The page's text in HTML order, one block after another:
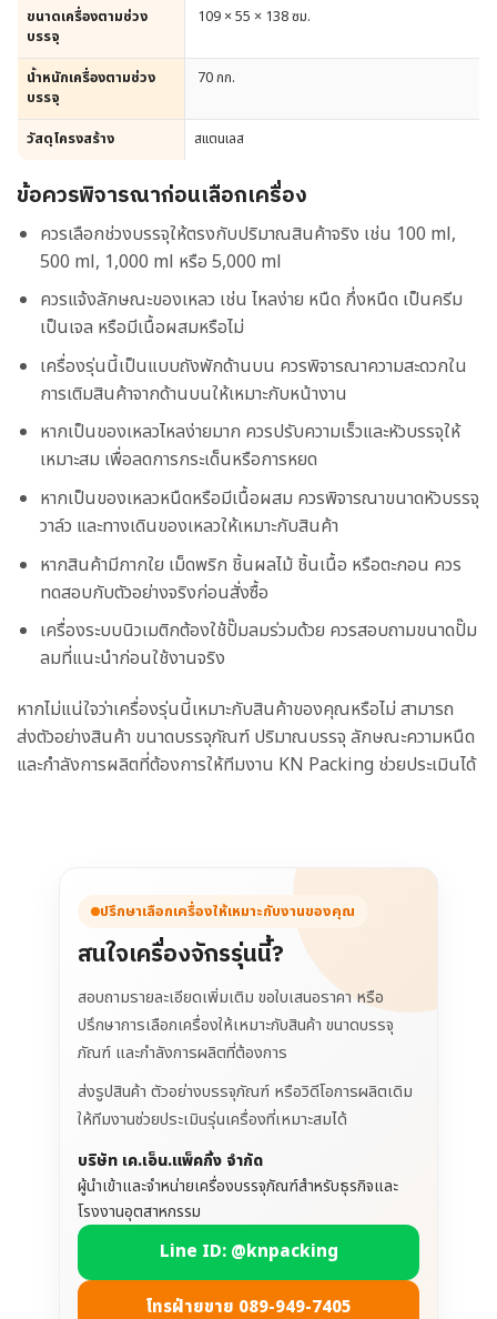
ขนาดเครื่องตามช่วง
บรรจุ
109 × 55 × 138 ซม.
น้ำหนักเครื่องตามช่วง
บรรจุ
70 กก.
วัสดุโครงสร้าง สแตนเลส
ข้อควรพิจารณาก่อนเลือกเครื่อง
ควรเลือกช่วงบรรจุให้ตรงกับปริมาณสินค้าจริง เช่น 100 ml,
500 ml, 1,000 ml หรือ 5,000 ml
ควรแจ้งลักษณะของเหลว เช่น ไหลง่าย หนืด กึ่งหนืด เป็นครีม
เป็นเจล หรือมีเนื้อผสมหรือไม่
เครื่องรุ่นนี้เป็นแบบถังพักด้านบน ควรพิจารณาความสะดวกใน
การเติมสินค้าจากด้านบนให้เหมาะกับหน้างาน
หากเป็นของเหลวไหลง่ายมาก ควรปรับความเร็วและหัวบรรจุให้
เหมาะสม เพื่อลดการกระเด็นหรือการหยด
หากเป็นของเหลวหนืดหรือมีเนื้อผสม ควรพิจารณาขนาดหัวบรรจุ
วาล์ว และทางเดินของเหลวให้เหมาะกับสินค้า
หากสินค้ามีกากใย เม็ดพริก ชิ้นผลไม้ ชิ้นเนื้อ หรือตะกอน ควร
ทดสอบกับตัวอย่างจริงก่อนสั่งซื้อ
เครื่องระบบนิวเมติกต้องใช้ปั๊มลมร่วมด้วย ควรสอบถามขนาดปั๊ม
ลมที่แนะนำก่อนใช้งานจริง
หากไม่แน่ใจว่าเครื่องรุ่นนี้เหมาะกับสินค้าของคุณหรือไม่ สามารถ
ส่งตัวอย่างสินค้า ขนาดบรรจุภัณฑ์ ปริมาณบรรจุ ลักษณะความหนืด
และกำลังการผลิตที่ต้องการให้ทีมงาน KN Packing ช่วยประเมินได้
ปรึกษาเลือกเครื่องให้เหมาะกับงานของคุณ
สนใจเครื่องจักรรุ่นนี้?
สอบถามรายละเอียดเพิ่มเติม ขอใบเสนอราคา หรือ
ปรึกษาการเลือกเครื่องให้เหมาะกับสินค้า ขนาดบรรจุ
ภัณฑ์ และกำลังการผลิตที่ต้องการ
ส่งรูปสินค้า ตัวอย่างบรรจุภัณฑ์ หรือวิดีโอการผลิตเดิม
ให้ทีมงานช่วยประเมินรุ่นเครื่องที่เหมาะสมได้
บริษัท เค.เอ็น.แพ็คกิ้ง จำกัด
ผู้นำเข้าและจำหน่ายเครื่องบรรจุภัณฑ์สำหรับธุรกิจและ
โรงงานอุตสาหกรรม
Line ID: @knpacking
โทรฝ่ายขาย 089-949-7405